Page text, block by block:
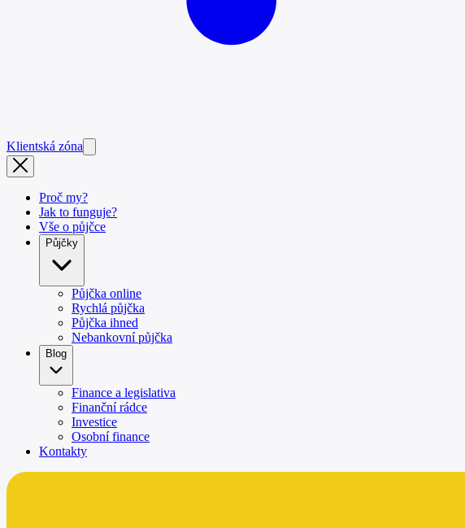
Klientská zóna
Proč my?
Jak to funguje?
Vše o půjčce
Půjčky
Půjčka online
Rychlá půjčka
Půjčka ihned
Nebankovní půjčka
Blog
Finance a legislativa
Finanční rádce
Investice
Osobní finance
Kontakty